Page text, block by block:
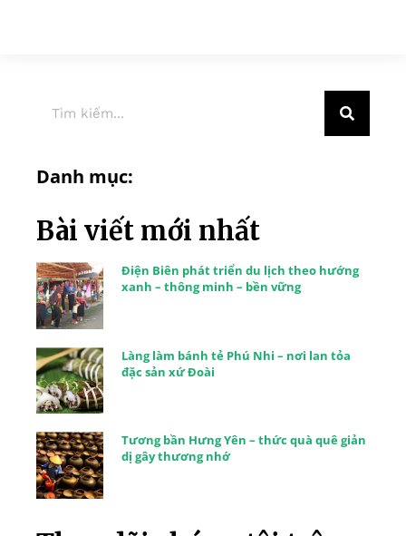
Danh mục:
Bài viết mới nhất
Điện Biên phát triển du lịch theo hướng
xanh – thông minh – bền vững
Làng làm bánh tẻ Phú Nhi – nơi lan tỏa
đặc sản xứ Đoài
Tương bần Hưng Yên – thức quà quê giản
dị gây thương nhớ